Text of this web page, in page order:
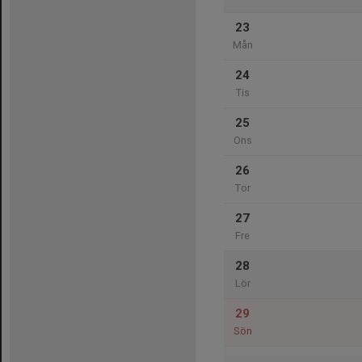
23
Mån
24
Tis
25
Ons
26
Tor
27
Fre
28
Lör
29
Sön